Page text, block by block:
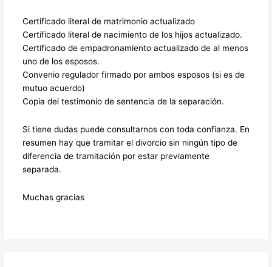
Certificado literal de matrimonio actualizado
Certificado literal de nacimiento de los hijos actualizado.
Certificado de empadronamiento actualizado de al menos
uno de los esposos.
Convenio regulador firmado por ambos esposos (si es de
mutuo acuerdo)
Copia del testimonio de sentencia de la separación.
Si tiene dudas puede consultarnos con toda confianza. En
resumen hay que tramitar el divorcio sin ningún tipo de
diferencia de tramitación por estar previamente
separada.
Muchas gracias